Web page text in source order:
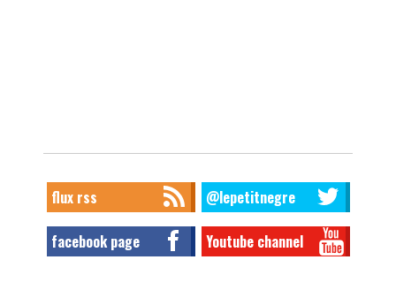
flux rss @lepetitnegre
facebook page Youtube channel